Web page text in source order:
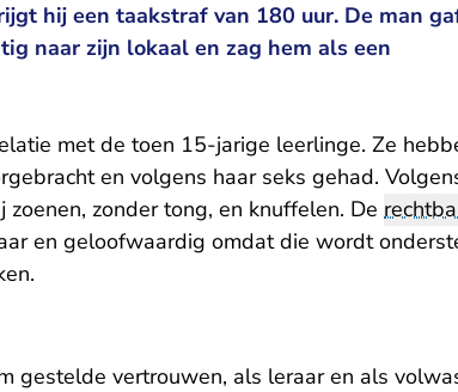
hij een taakstraf van 180 uur. De man
naar zijn lokaal en zag hem als een
met de toen 15-jarige leerlinge. Ze
en volgens haar seks gehad.
zonder tong, en knuffelen. De
en geloofwaardig omdat die wordt
gestelde vertrouwen, als leraar en als